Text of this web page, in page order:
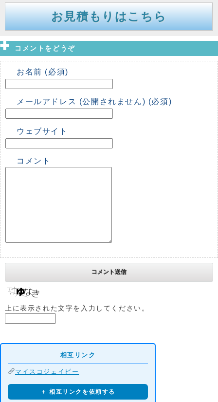
お見積もりはこちら
コメントをどうぞ
お名前 (必須)
メールアドレス (公開されません) (必須)
ウェブサイト
コメント
上に表示された文字を入力してください。
相互リンク
マイスコジェイピー
＋ 相互リンクを依頼する